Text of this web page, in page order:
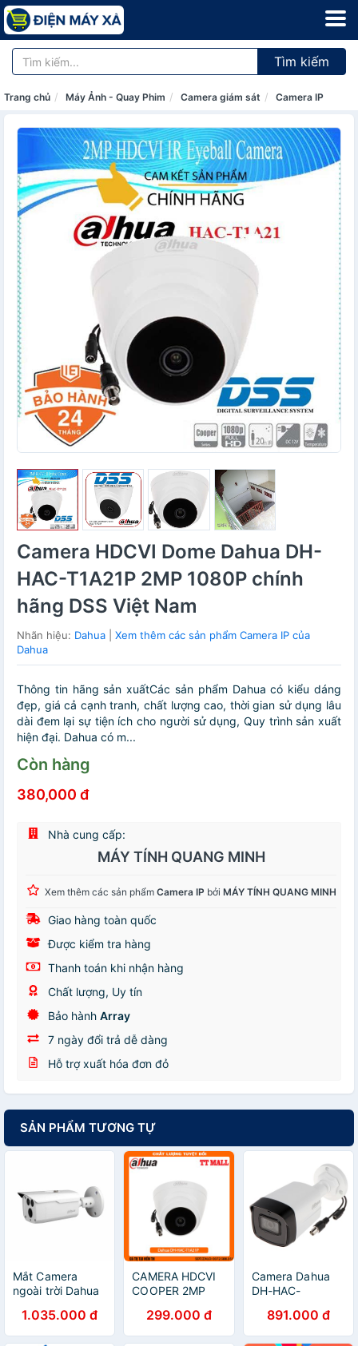
Tìm kiếm
Trang chủ Máy Ảnh - Quay Phim Camera giám sát Camera IP
Camera HDCVI Dome Dahua DH-
HAC-T1A21P 2MP 1080P chính
hãng DSS Việt Nam
Nhãn hiệu: Dahua
Xem thêm các sản phẩm Camera IP của
Dahua
Thông tin hãng sản xuấtCác sản phẩm Dahua có kiểu dáng
đẹp, giá cả cạnh tranh, chất lượng cao, thời gian sử dụng lâu
dài đem lại sự tiện ích cho người sử dụng, Quy trình sản xuất
hiện đại. Dahua có m...
Còn hàng
380,000 đ
Nhà cung cấp:
MÁY TÍNH QUANG MINH
Xem thêm các sản phẩm Camera IP bởi MÁY TÍNH QUANG MINH
Giao hàng toàn quốc
Được kiểm tra hàng
Thanh toán khi nhận hàng
Chất lượng, Uy tín
Bảo hành Array
7 ngày đổi trả dễ dàng
Hỗ trợ xuất hóa đơn đỏ
SẢN PHẨM TƯƠNG TỰ
Mắt Camera
ngoài trời Dahua
HFW1200DP-S4
2MP
1.035.000 đ
CAMERA HDCVI
COOPER 2MP
T1A21P (Tem
DSS)
299.000 đ
Camera Dahua
DH-HAC-
(5mp) vỏ kim loại
.(Hàng chính
891.000 đ